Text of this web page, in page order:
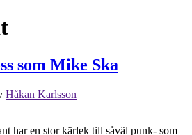
som Mike Ska
Håkan Karlsson
har en stor kärlek till såväl punk- som